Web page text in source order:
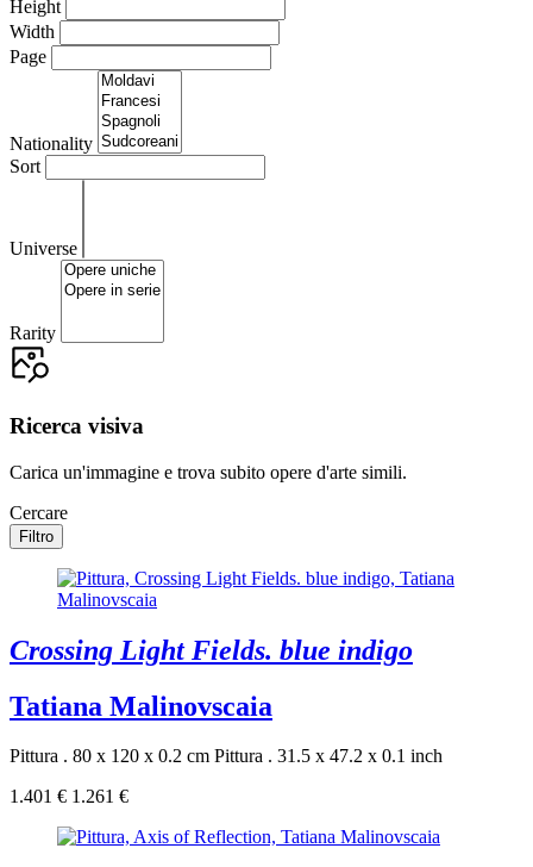
Height
Width
Page
Nationality
Sort
Universe
Rarity
Ricerca visiva
Carica un'immagine e trova subito opere d'arte simili.
Cercare
Filtro
Crossing Light Fields. blue indigo
Tatiana Malinovscaia
Pittura . 80 x 120 x 0.2 cm Pittura . 31.5 x 47.2 x 0.1 inch
1.401 € 1.261 €